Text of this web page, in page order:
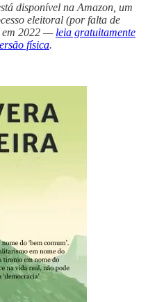
disponível na Amazon, um
eleitoral (por falta de
em 2022 — leia gratuitamente
física.